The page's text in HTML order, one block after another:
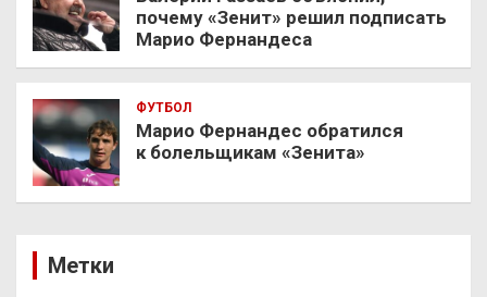
почему «Зенит» решил подписать
Марио Фернандеса
ФУТБОЛ
Марио Фернандес обратился
к болельщикам «Зенита»
Метки